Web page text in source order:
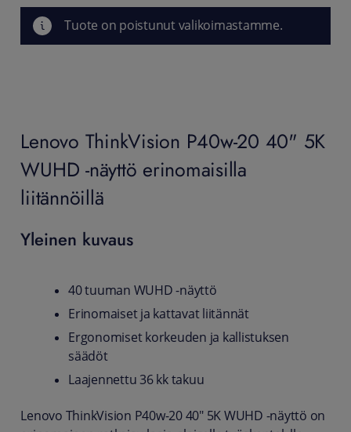
Tuote on poistunut valikoimastamme.
Lenovo ThinkVision P40w-20 40" 5K
WUHD -näyttö erinomaisilla
liitännöillä
Yleinen kuvaus
40 tuuman WUHD -näyttö
Erinomaiset ja kattavat liitännät
Ergonomiset korkeuden ja kallistuksen
säädöt
Laajennettu 36 kk takuu
Lenovo ThinkVision P40w-20 40" 5K WUHD -näyttö on